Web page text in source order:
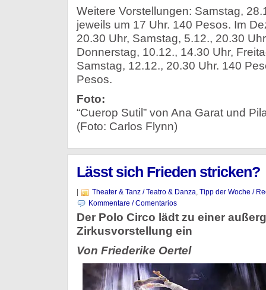
Weitere Vorstellungen: Samstag,
jeweils um 17 Uhr. 140 Pesos. Im
20.30 Uhr, Samstag, 5.12., 20.30
Donnerstag, 10.12., 14.30 Uhr,
Samstag, 12.12., 20.30 Uhr. 140
Pesos.
Foto:
“Cuerop Sutil” von Ana Garat und
(Foto: Carlos Flynn)
Lässt sich Frieden stricken?
Theater & Tanz / Teatro & Danza, Tipp der Woche /
Kommentare / Comentarios
Der Polo Circo lädt zu einer
Zirkusvorstellung ein
Von Friederike Oertel